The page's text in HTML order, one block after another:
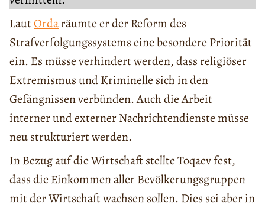
LautOrdaräumte er der Reform des
Strafverfolgungssystems eine besondere Priorität
ein. Es müsse verhindert werden, dass religiöser
Extremismus und Kriminelle sich in den
Gefängnissen verbünden. Auch die Arbeit
interner und externer Nachrichtendienste müsse
neu strukturiert werden.
In Bezug auf die Wirtschaft stellte Toqaev fest,
dass die Einkommen aller Bevölkerungsgruppen
mit der Wirtschaft wachsen sollen. Dies sei aber in